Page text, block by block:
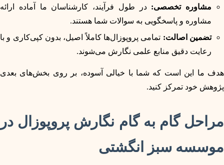
مشاوره تخصصی: در طول فرآیند، کارشناسان ما آماده ارائه
مشاوره و پاسخگویی به سوالات شما هستند.
تضمین اصالت: تمامی پروپوزال‌ها کاملاً اصیل، بدون کپی‌کاری و با
رعایت دقیق منابع علمی نگارش می‌شوند.
هدف ما این است که شما با خیالی آسوده، بر روی بخش‌های بعدی
پژوهش خود تمرکز کنید.
مراحل گام به گام نگارش پروپوزال در
موسسه سبز انگشتی